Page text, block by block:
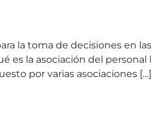
la toma de decisiones en
es la asociación del
por varias asociaciones […]